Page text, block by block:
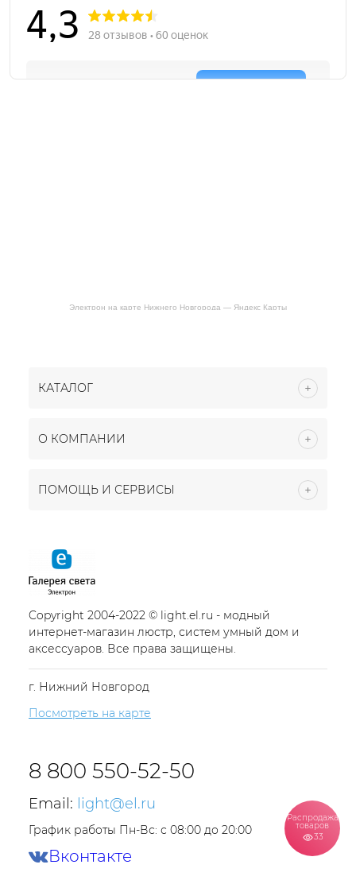
Электрон на карте Нижнего Новгорода — Яндекс Карты
КАТАЛОГ
О КОМПАНИИ
ПОМОЩЬ И СЕРВИСЫ
Copyright 2004-2022 © light.el.ru - модный
интернет-магазин люстр, систем умный дом и
аксессуаров. Все права защищены.
г. Нижний Новгород
Посмотреть на карте
8 800 550-52-50
Email: light@el.ru
График работы Пн-Вс: с 08:00 до 20:00
Вконтакте
Распродажа
товаров
33